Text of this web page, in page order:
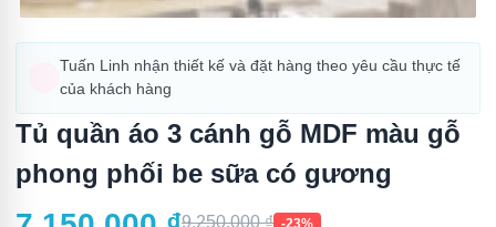
Tuấn Linh nhận thiết kế và đặt hàng theo yêu cầu thực tế
của khách hàng
Tủ quần áo 3 cánh gỗ MDF màu gỗ
phong phối be sữa có gương
9.250.000₫